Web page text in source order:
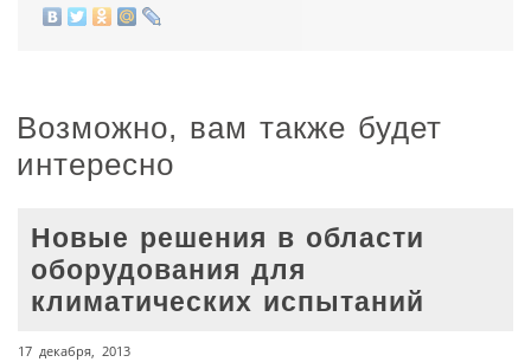
Возможно, вам также будет
интересно
Новые решения в области
оборудования для
климатических испытаний
17 декабря, 2013